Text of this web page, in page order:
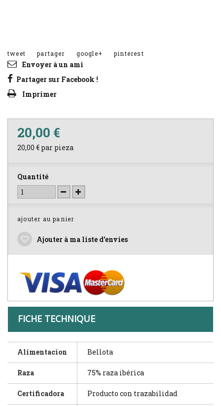
tweet partager google+ pinterest
Envoyer à un ami
Partager sur Facebook !
Imprimer
20,00 €
20,00 € par pieza
Quantité
ajouter au panier
Ajouter à ma liste d'envies
FICHE TECHNIQUE
Alimentacion Bellota
Raza 75% raza ibérica
Certificadora Producto con trazabilidad